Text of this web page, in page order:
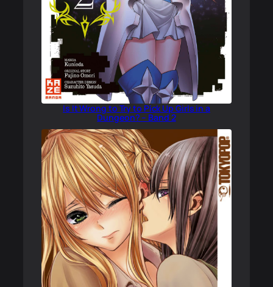
Is It Wrong to Try to Pick Up Girls in a
Dungeon? – Band 2